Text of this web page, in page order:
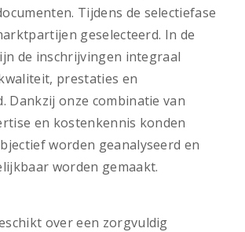
Tijdens de selectiefase
geselecteerd. In de
de inschrijvingen integraal
prestaties en
Dankzij onze combinatie van
en kostenkennis konden
worden geanalyseerd en
worden gemaakt.
over een zorgvuldig